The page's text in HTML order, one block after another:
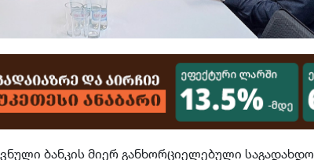
ბანკის მიერ განხორციელებული საგადახდო